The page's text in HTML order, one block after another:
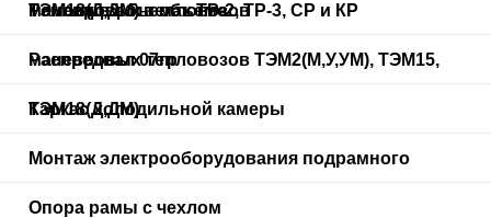
ТЭМ18(Д,ДМ) в объеме
маневровых тепловозов
Ремонт в объемах ТР-2, ТР-3, СР и КР
маневровых тепловозов ТЭМ2(М,У,УМ), ТЭМ15,
ТЭМ18(Д,ДМ)
Распредвал 07гр
Каркас холодильной камеры
Монтаж электрооборудования подрамного
Опора рамы с чехлом